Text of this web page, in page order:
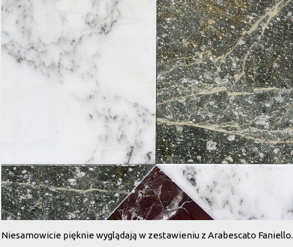
Niesamowicie pięknie wyglądają w zestawieniu z Arabescato Faniello.